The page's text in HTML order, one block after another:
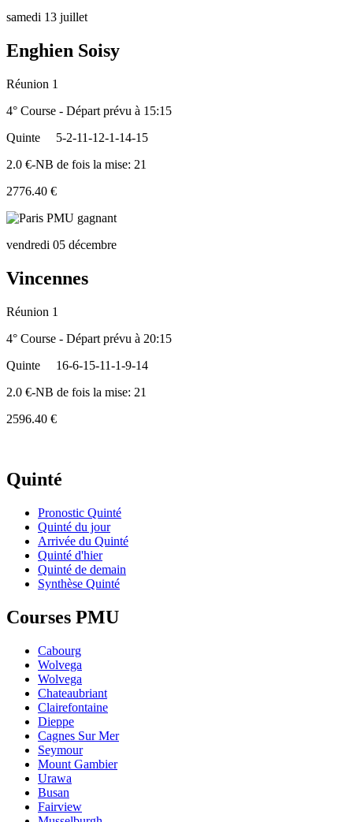
samedi 13 juillet
Enghien Soisy
Réunion 1
4° Course - Départ prévu à 15:15
Quinte
5-2-11-12-1-14-15
2.0 €-NB de fois la mise: 21
2776.40 €
vendredi 05 décembre
Vincennes
Réunion 1
4° Course - Départ prévu à 20:15
Quinte
16-6-15-11-1-9-14
2.0 €-NB de fois la mise: 21
2596.40 €
Quinté
Pronostic Quinté
Quinté du jour
Arrivée du Quinté
Quinté d'hier
Quinté de demain
Synthèse Quinté
Courses PMU
Cabourg
Wolvega
Wolvega
Chateaubriant
Clairefontaine
Dieppe
Cagnes Sur Mer
Seymour
Mount Gambier
Urawa
Busan
Fairview